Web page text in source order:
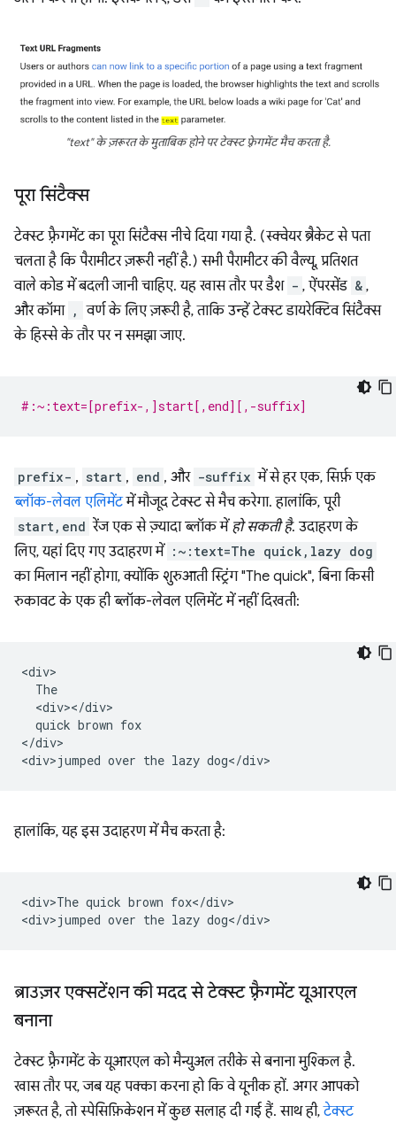
"text" के ज़रूरत के मुताबिक होने पर टेक्स्ट फ़्रेगमेंट मैच करता है.
पूरा सिंटैक्स
टेक्स्ट फ़्रैगमेंट का पूरा सिंटैक्स नीचे दिया गया है. (स्क्वेयर ब्रैकेट से पता
चलता है कि पैरामीटर ज़रूरी नहीं है.) सभी पैरामीटर की वैल्यू, प्रतिशत
वाले कोड में बदली जानी चाहिए. यह खास तौर पर डैश - , ऐंपरसेंड & ,
और कॉमा , वर्ण के लिए ज़रूरी है, ताकि उन्हें टेक्स्ट डायरेक्टिव सिंटैक्स
के हिस्से के तौर पर न समझा जाए.
#:~:text=[prefix-,]start[,end][,-suffix]
prefix- , start , end , और -suffix में से हर एक, सिर्फ़ एक
ब्लॉक-लेवल एलिमेंटमें मौजूद टेक्स्ट से मैच करेगा. हालांकि, पूरी
start,end रेंज एक से ज़्यादा ब्लॉक में हो सकती है. उदाहरण के
लिए, यहां दिए गए उदाहरण में :~:text=The quick,lazy dog
का मिलान नहीं होगा, क्योंकि शुरुआती स्ट्रिंग "The quick", बिना किसी
रुकावट के एक ही ब्लॉक-लेवल एलिमेंट में नहीं दिखती:
<div>
  The
  <div></div>
  quick brown fox
</div>
हालांकि, यह इस उदाहरण में मैच करता है:
<div>The quick brown fox</div>
ब्राउज़र एक्सटेंशन की मदद से टेक्स्ट फ़्रैगमेंट यूआरएल
बनाना
टेक्स्ट फ़्रैगमेंट के यूआरएल को मैन्युअल तरीके से बनाना मुश्किल है.
खास तौर पर, जब यह पक्का करना हो कि वे यूनीक हों. अगर आपको
ज़रूरत है, तो स्पेसिफ़िकेशन में कुछ सलाह दी गई हैं. साथ ही,टेक्स्ट